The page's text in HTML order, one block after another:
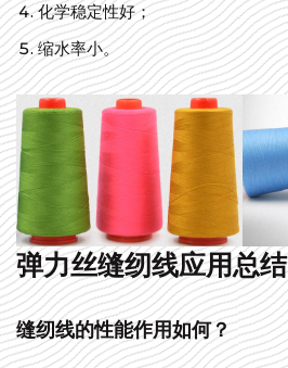
化学稳定性好；
缩水率小。
弹力丝缝纫线应用总结
缝纫线的性能作用如何？